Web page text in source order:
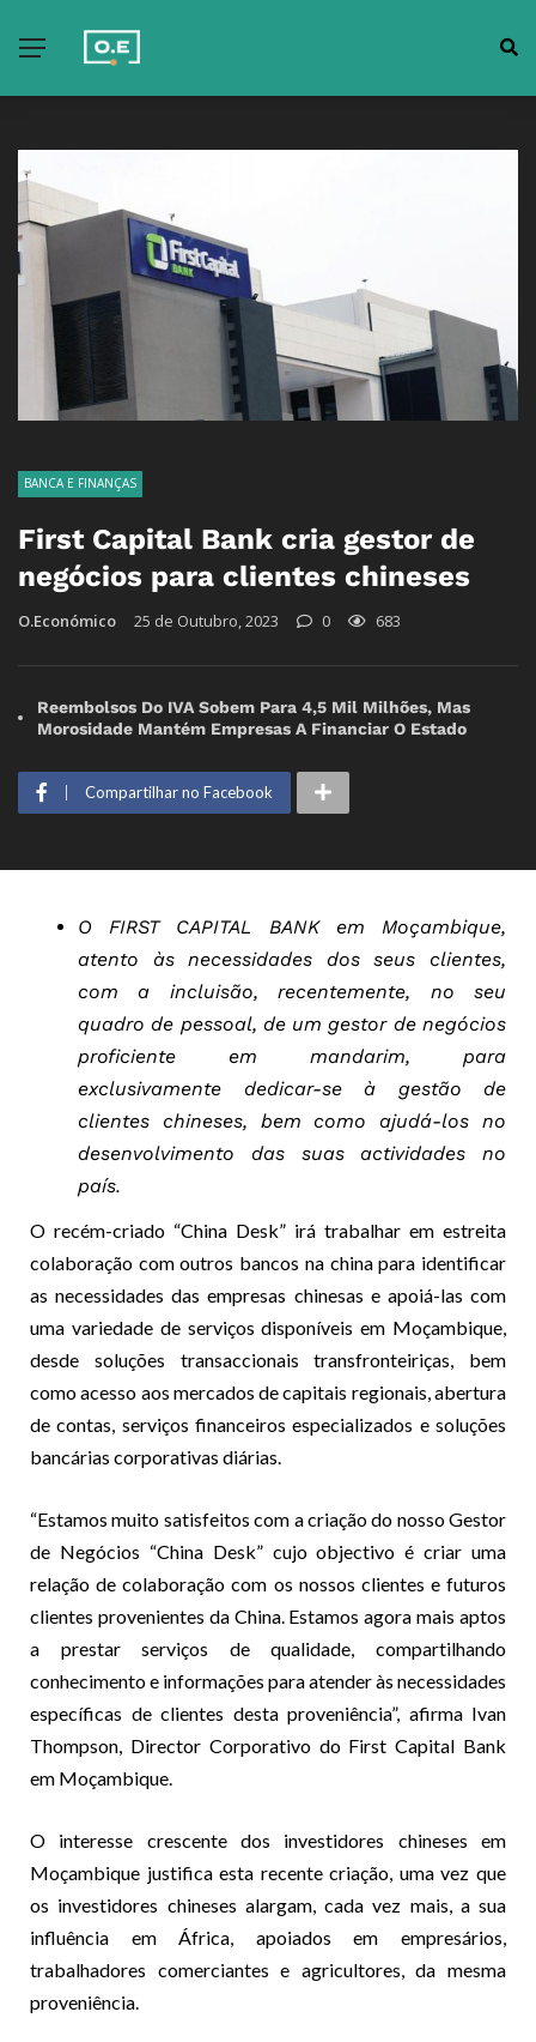
BANCA E FINANÇAS
First Capital Bank cria gestor de
negócios para clientes chineses
O.Económico 25 de Outubro, 2023 0 683
Reembolsos Do IVA Sobem Para 4,5 Mil Milhões, Mas
Morosidade Mantém Empresas A Financiar O Estado
Compartilhar no Facebook
O FIRST CAPITAL BANK em Moçambique,
atento às necessidades dos seus clientes,
com a incluisão, recentemente, no seu
quadro de pessoal, de um gestor de negócios
proficiente em mandarim, para
exclusivamente dedicar-se à gestão de
clientes chineses, bem como ajudá-los no
desenvolvimento das suas actividades no
país.
O recém-criado “China Desk” irá trabalhar em estreita
colaboração com outros bancos na china para identificar
as necessidades das empresas chinesas e apoiá-las com
uma variedade de serviços disponíveis em Moçambique,
desde soluções transaccionais transfronteiriças, bem
como acesso aos mercados de capitais regionais, abertura
de contas, serviços financeiros especializados e soluções
bancárias corporativas diárias.
“Estamos muito satisfeitos com a criação do nosso Gestor
de Negócios “China Desk” cujo objectivo é criar uma
relação de colaboração com os nossos clientes e futuros
clientes provenientes da China. Estamos agora mais aptos
a prestar serviços de qualidade, compartilhando
conhecimento e informações para atender às necessidades
específicas de clientes desta proveniência”, afirma Ivan
Thompson, Director Corporativo do First Capital Bank
em Moçambique.
O interesse crescente dos investidores chineses em
Moçambique justifica esta recente criação, uma vez que
os investidores chineses alargam, cada vez mais, a sua
influência em África, apoiados em empresários,
trabalhadores comerciantes e agricultores, da mesma
proveniência.